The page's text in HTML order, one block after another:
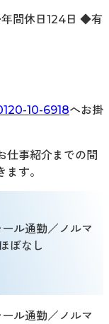
間休日124日 ◆有
10-6918へお掛
仕事紹介までの間
す。
ル通勤／ノルマ
ぼなし
ル通勤／ノルマ